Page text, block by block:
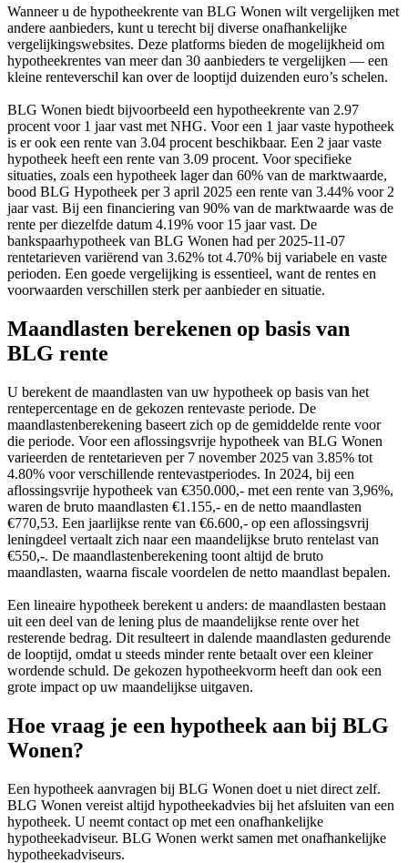
Wanneer u de hypotheekrente van BLG Wonen wilt vergelijken met
andere aanbieders, kunt u terecht bij diverse onafhankelijke
vergelijkingswebsites. Deze platforms bieden de mogelijkheid om
hypotheekrentes van meer dan 30 aanbieders te vergelijken — een
kleine renteverschil kan over de looptijd duizenden euro’s schelen.
BLG Wonen biedt bijvoorbeeld een hypotheekrente van 2.97
procent voor 1 jaar vast met NHG. Voor een 1 jaar vaste hypotheek
is er ook een rente van 3.04 procent beschikbaar. Een 2 jaar vaste
hypotheek heeft een rente van 3.09 procent. Voor specifieke
situaties, zoals een hypotheek lager dan 60% van de marktwaarde,
bood BLG Hypotheek per 3 april 2025 een rente van 3.44% voor 2
jaar vast. Bij een financiering van 90% van de marktwaarde was de
rente per diezelfde datum 4.19% voor 15 jaar vast. De
bankspaarhypotheek van BLG Wonen had per 2025-11-07
rentetarieven variërend van 3.62% tot 4.70% bij variabele en vaste
perioden. Een goede vergelijking is essentieel, want de rentes en
voorwaarden verschillen sterk per aanbieder en situatie.
Maandlasten berekenen op basis van
BLG rente
U berekent de maandlasten van uw hypotheek op basis van het
rentepercentage en de gekozen rentevaste periode. De
maandlastenberekening baseert zich op de gemiddelde rente voor
die periode. Voor een aflossingsvrije hypotheek van BLG Wonen
varieerden de rentetarieven per 7 november 2025 van 3.85% tot
4.80% voor verschillende rentevastperiodes. In 2024, bij een
aflossingsvrije hypotheek van €350.000,- met een rente van 3,96%,
waren de bruto maandlasten €1.155,- en de netto maandlasten
€770,53. Een jaarlijkse rente van €6.600,- op een aflossingsvrij
leningdeel vertaalt zich naar een maandelijkse bruto rentelast van
€550,-. De maandlastenberekening toont altijd de bruto
maandlasten, waarna fiscale voordelen de netto maandlast bepalen.
Een lineaire hypotheek berekent u anders: de maandlasten bestaan
uit een deel van de lening plus de maandelijkse rente over het
resterende bedrag. Dit resulteert in dalende maandlasten gedurende
de looptijd, omdat u steeds minder rente betaalt over een kleiner
wordende schuld. De gekozen hypotheekvorm heeft dan ook een
grote impact op uw maandelijkse uitgaven.
Hoe vraag je een hypotheek aan bij BLG
Wonen?
Een hypotheek aanvragen bij BLG Wonen doet u niet direct zelf.
BLG Wonen vereist altijd hypotheekadvies bij het afsluiten van een
hypotheek. U neemt contact op met een onafhankelijke
hypotheekadviseur. BLG Wonen werkt samen met onafhankelijke
hypotheekadviseurs.